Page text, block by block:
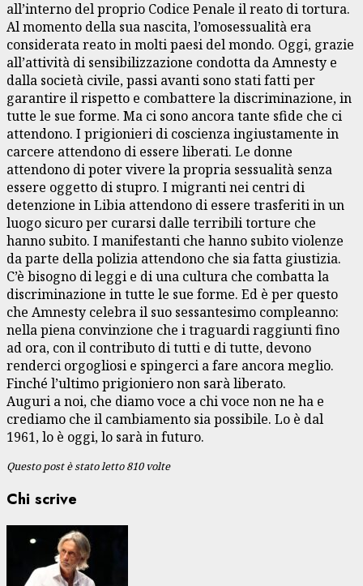
all’interno del proprio Codice Penale il reato di tortura.
Al momento della sua nascita, l’omosessualità era
considerata reato in molti paesi del mondo. Oggi, grazie
all’attività di sensibilizzazione condotta da Amnesty e
dalla società civile, passi avanti sono stati fatti per
garantire il rispetto e combattere la discriminazione, in
tutte le sue forme. Ma ci sono ancora tante sfide che ci
attendono. I prigionieri di coscienza ingiustamente in
carcere attendono di essere liberati. Le donne
attendono di poter vivere la propria sessualità senza
essere oggetto di stupro. I migranti nei centri di
detenzione in Libia attendono di essere trasferiti in un
luogo sicuro per curarsi dalle terribili torture che
hanno subito. I manifestanti che hanno subito violenze
da parte della polizia attendono che sia fatta giustizia.
C’è bisogno di leggi e di una cultura che combatta la
discriminazione in tutte le sue forme. Ed è per questo
che Amnesty celebra il suo sessantesimo compleanno:
nella piena convinzione che i traguardi raggiunti fino
ad ora, con il contributo di tutti e di tutte, devono
renderci orgogliosi e spingerci a fare ancora meglio.
Finché l’ultimo prigioniero non sarà liberato.
Auguri a noi, che diamo voce a chi voce non ne ha e
crediamo che il cambiamento sia possibile. Lo è dal
1961, lo è oggi, lo sarà in futuro.
Questo post è stato letto 810 volte
Chi scrive